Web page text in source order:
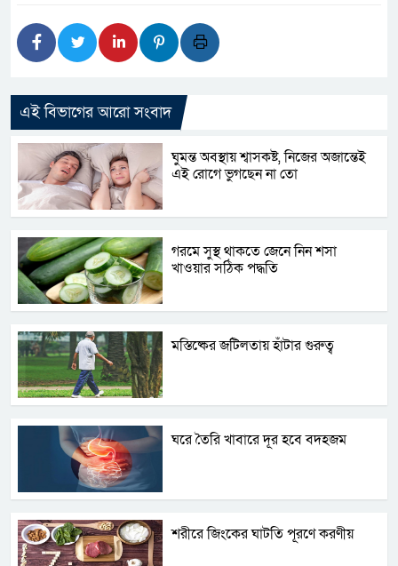
এই বিভাগের আরো সংবাদ
ঘুমন্ত অবস্থায় শ্বাসকষ্ট, নিজের অজান্তেই
এই রোগে ভুগছেন না তো
গরমে সুস্থ থাকতে জেনে নিন শসা
খাওয়ার সঠিক পদ্ধতি
মস্তিষ্কের জটিলতায় হাঁটার গুরুত্ব
ঘরে তৈরি খাবারে দূর হবে বদহজম
শরীরে জিংকের ঘাটতি পূরণে করণীয়